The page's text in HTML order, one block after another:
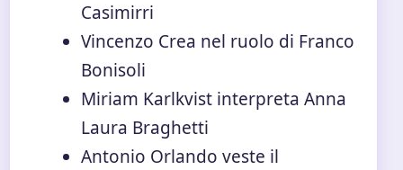
Casimirri
Vincenzo Crea nel ruolo di Franco
Bonisoli
Miriam Karlkvist interpreta Anna
Laura Braghetti
Antonio Orlando veste il